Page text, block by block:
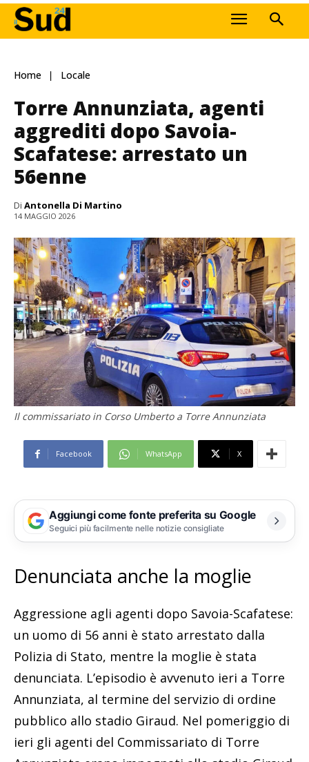
Home Locale
Torre Annunziata, agenti
aggrediti dopo Savoia-
Scafatese: arrestato un
56enne
Di Antonella Di Martino
14 MAGGIO 2026
Il commissariato in Corso Umberto a Torre Annunziata
Facebook WhatsApp X
Aggiungi come fonte preferita su Google
Seguici più facilmente nelle notizie consigliate
Denunciata anche la moglie
Aggressione agli agenti dopo Savoia-Scafatese:
un uomo di 56 anni è stato arrestato dalla
Polizia di Stato, mentre la moglie è stata
denunciata. L’episodio è avvenuto ieri a Torre
Annunziata, al termine del servizio di ordine
pubblico allo stadio Giraud. Nel pomeriggio di
ieri gli agenti del Commissariato di Torre